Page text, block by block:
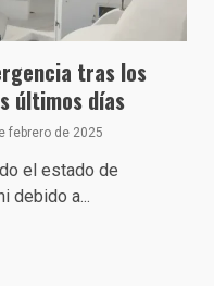
tras los
últimos días
febrero de 2025
el estado de
debido a...